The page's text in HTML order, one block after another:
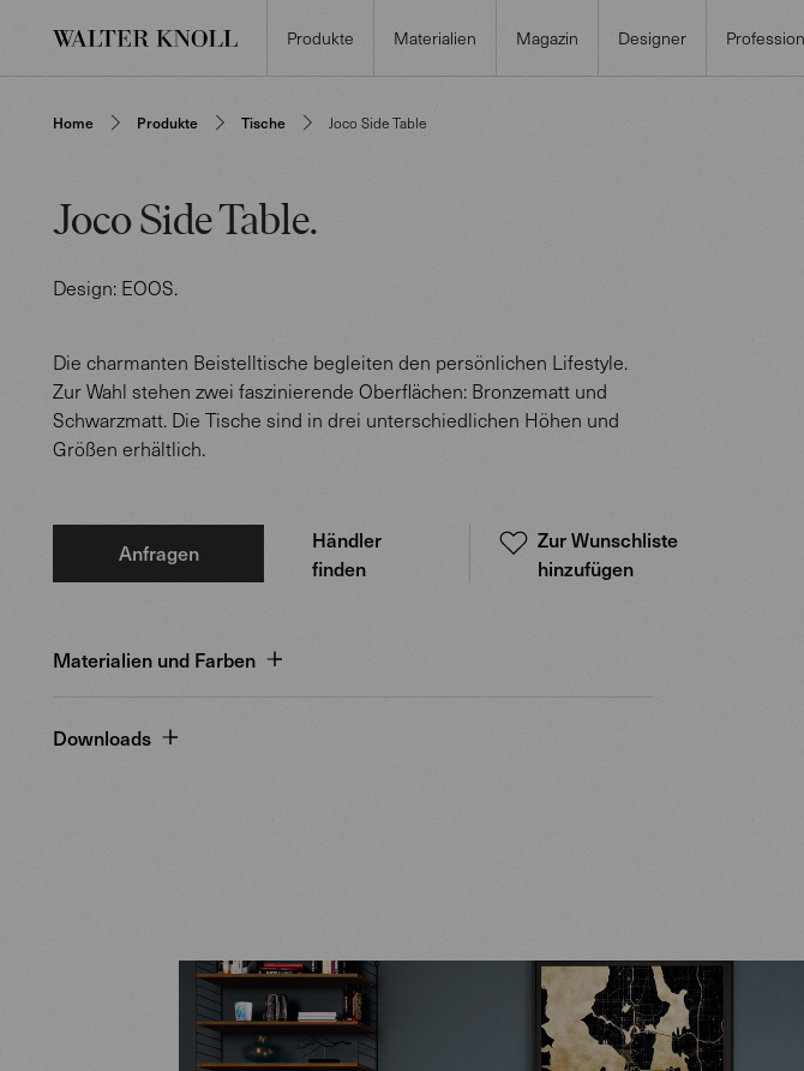
Produkte Materialien Magazin Designer
Home Produkte Tische Joco Side Table
Joco Side Table.
Design: EOOS.
Die charmanten Beistelltische begleiten den persönlichen Lifestyle.
Zur Wahl stehen zwei faszinierende Oberflächen: Bronzematt und
Schwarzmatt. Die Tische sind in drei unterschiedlichen Höhen und
Größen erhältlich.
Anfragen
Händler
finden
Zur Wunschliste
hinzufügen
Materialien und Farben
Downloads